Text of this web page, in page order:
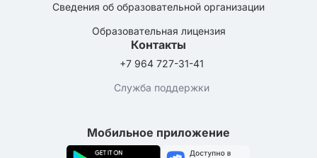
Сведения об образовательной организации
Образовательная лицензия
Контакты
+7 964 727-31-41
Служба поддержки
Мобильное приложение